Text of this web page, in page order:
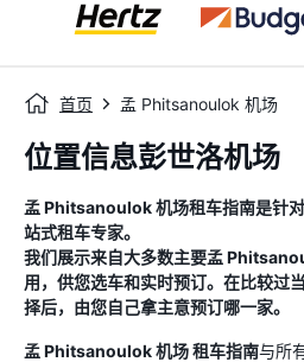
首页 孟 Phitsanoulok 机场
位置信息彭世洛机场
孟 Phitsanoulok 机场租车指南是针对
站式租车专家。
我们展示来自大多数主要孟
用，供您选车和实时预订。在比较过
择后，由您自己拿主意预订哪一家。
孟 Phitsanoulok 机场租车指南与所